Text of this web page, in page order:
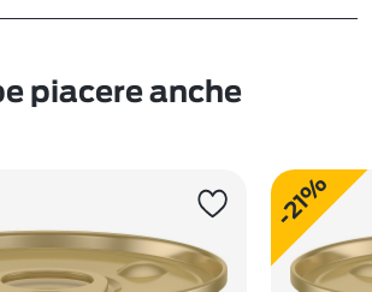
piacere anche
-21%